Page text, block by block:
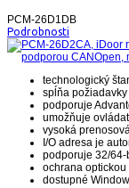
PCM-26D1DB
Podrobnosti
technologický
spĺňa
podporuje
umožňuje
vysoká
I/O adresa je
podporuje 32/64-
ochrana
dostupné